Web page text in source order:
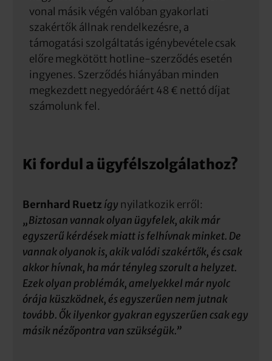
vonal másik végén valóban gyakorlati
szakértők állnak rendelkezésre, a
támogatási szolgáltatás igénybevétele csak
előre megkötött hotline-szerződés esetén
ingyenes. Szerződés hiányában minden
megkezdett negyedóráért 48 € nettó díjat
számolunk fel.
Ki fordul a ügyfélszolgálathoz?
Bernhard Ruetz így nyilatkozik erről:
„Biztosan vannak olyan ügyfelek, akik már
egyszerű kérdések miatt is felhívnak minket. De
vannak olyanok is, akik valódi szakértők, és csak
akkor hívnak, ha már tényleg szorult a helyzet.
Ezek olyan problémák, amelyekkel már nyolc
órája küszködnek, és egyszerűen nem jutnak
tovább. Ők ilyenkor gyakran egyszerűen csak egy
másik nézőpontra van szükségük.”